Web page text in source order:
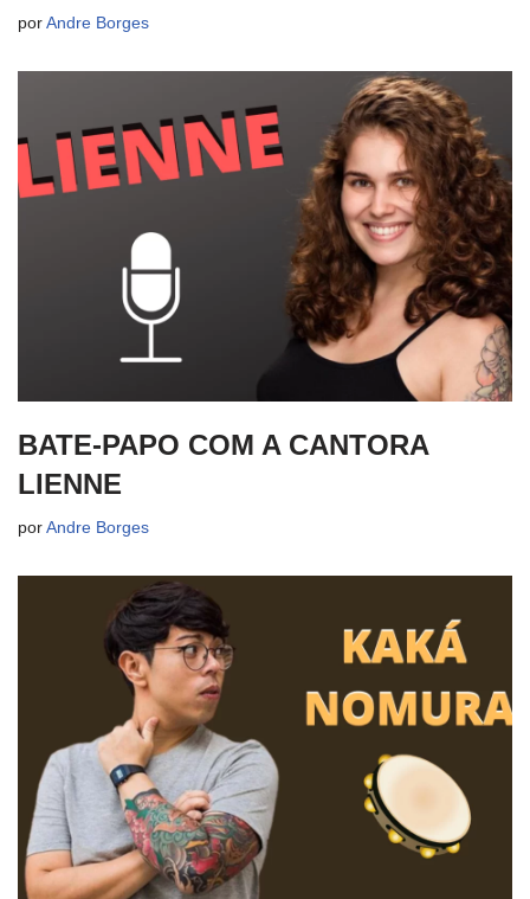
por Andre Borges
BATE-PAPO COM A CANTORA
LIENNE
por Andre Borges